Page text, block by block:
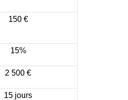
150 €
15%
2 500 €
15 jours